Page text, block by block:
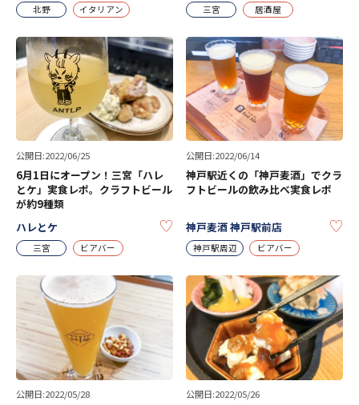
北野 イタリアン 三宮 居酒屋
公開日:2022/06/25
6月1日にオープン！三宮「ハレ
とケ」実食レポ。クラフトビール
が約9種類
ハレとケ
KEEP
三宮 ビアバー
公開日:2022/06/14
神戸駅近くの「神戸麦酒」でクラ
フトビールの飲み比べ実食レポ
神戸麦酒 神戸駅前店
神戸駅周辺 ビアバー
公開日:2022/05/28 公開日:2022/05/26